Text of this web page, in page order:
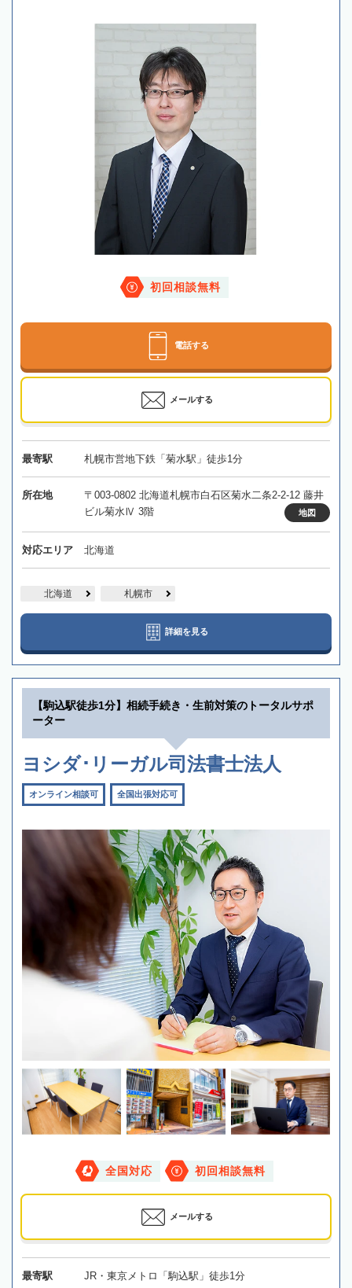
初回相談無料
電話する
メールする
最寄駅 札幌市営地下鉄「菊水駅」徒歩1分
所在地
〒003-0802 北海道札幌市白石区菊水二条2-2-12 藤井
ビル菊水Ⅳ 3階
地図
対応エリア 北海道
北海道 札幌市
詳細を見る
【駒込駅徒歩1分】相続手続き・生前対策のトータルサポ
ーター
ヨシダ･リーガル司法書士法人
オンライン相談可 全国出張対応可
全国対応 初回相談無料
メールする
最寄駅 JR・東京メトロ「駒込駅」徒歩1分